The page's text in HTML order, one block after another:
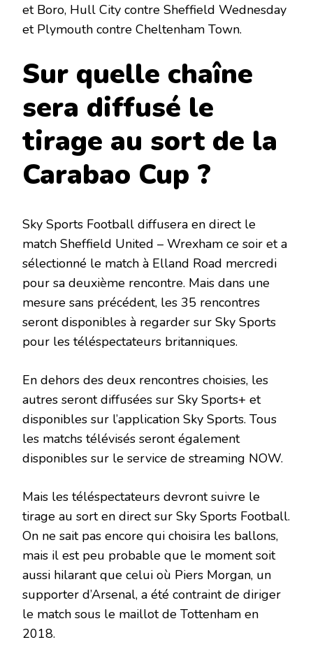
et Boro, Hull City contre Sheffield Wednesday
et Plymouth contre Cheltenham Town.
Sur quelle chaîne
sera diffusé le
tirage au sort de la
Carabao Cup ?
Sky Sports Football diffusera en direct le
match Sheffield United – Wrexham ce soir et a
sélectionné le match à Elland Road mercredi
pour sa deuxième rencontre. Mais dans une
mesure sans précédent, les 35 rencontres
seront disponibles à regarder sur Sky Sports
pour les téléspectateurs britanniques.
En dehors des deux rencontres choisies, les
autres seront diffusées sur Sky Sports+ et
disponibles sur l’application Sky Sports. Tous
les matchs télévisés seront également
disponibles sur le service de streaming NOW.
Mais les téléspectateurs devront suivre le
tirage au sort en direct sur Sky Sports Football.
On ne sait pas encore qui choisira les ballons,
mais il est peu probable que le moment soit
aussi hilarant que celui où Piers Morgan, un
supporter d’Arsenal, a été contraint de diriger
le match sous le maillot de Tottenham en
2018.